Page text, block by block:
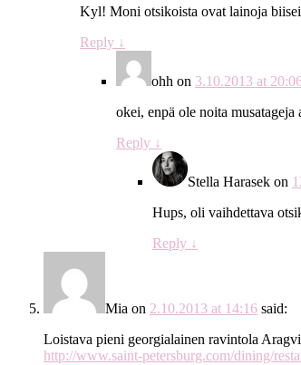
Kyl! Moni otsikoista ovat lainoja
Reply ↓
ohh on 3.10.2013 at
okei, enpä ole noita
Reply ↓
Stella Harasek on
Hups, oli vaihdettava
Reply ↓
Mia on 2.10.2013 at 14:16 said:
Loistava pieni georgialainen ravintola
http://www.saint-petersburg.com/dining/